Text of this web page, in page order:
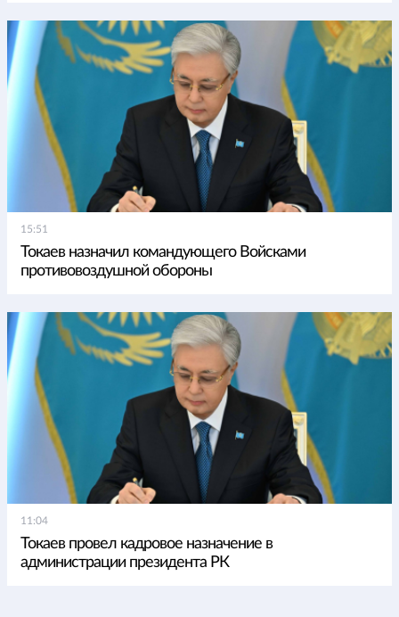
15:51
Токаев назначил командующего Войсками
противовоздушной обороны
11:04
Токаев провел кадровое назначение в
администрации президента РК